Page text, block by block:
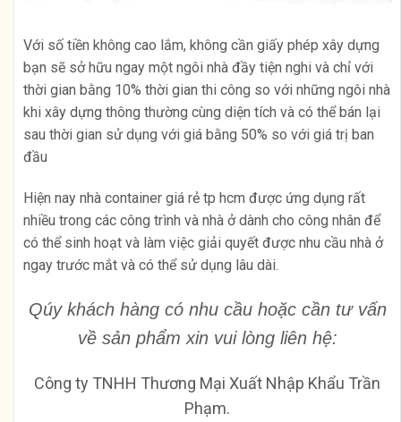
Với số tiền không cao lắm, không cần giấy phép xây dựng
bạn sẽ sở hữu ngay một ngôi nhà đầy tiện nghi và chỉ với
thời gian bằng 10% thời gian thi công so với những ngôi nhà
khi xây dựng thông thường cùng diện tích và có thể bán lại
sau thời gian sử dụng với giá bằng 50% so với giá trị ban
đầu
Hiện nay nhà container giá rẻ tp hcm được ứng dụng rất
nhiều trong các công trình và nhà ở dành cho công nhân để
có thể sinh hoạt và làm việc giải quyết được nhu cầu nhà ở
ngay trước mắt và có thể sử dụng lâu dài.
Qúy khách hàng có nhu cầu hoặc cần tư vấn
về sản phẩm xin vui lòng liên hệ:
Công ty TNHH Thương Mại Xuất Nhập Khẩu Trần
Phạm.